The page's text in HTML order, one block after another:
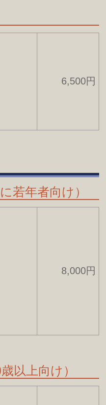
6,500円
若年者向け）
8,000円
以上向け）